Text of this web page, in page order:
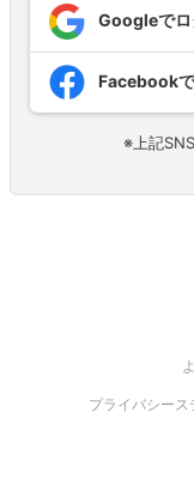
Googleでロ
Facebook
※上記
プライバシース